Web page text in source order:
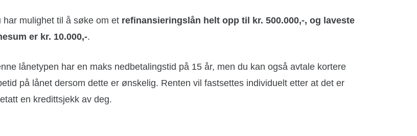
har mulighet til å søke om et refinansieringslån helt opp til kr. 500.000,-, og laveste
er kr. 10.000,-.
lånetypen har en maks nedbetalingstid på 15 år, men du kan også avtale kortere
på lånet dersom dette er ønskelig. Renten vil fastsettes individuelt etter at det er
en kredittsjekk av deg.